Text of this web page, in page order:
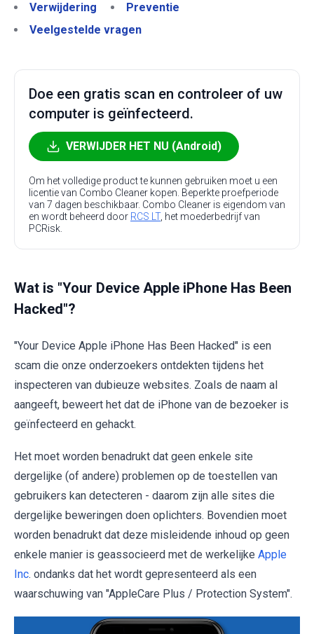
Verwijdering
Preventie
Veelgestelde vragen
Doe een gratis scan en controleer of uw
computer is geïnfecteerd.
VERWIJDER HET NU (Android)
Om het volledige product te kunnen gebruiken moet u een
licentie van Combo Cleaner kopen. Beperkte proefperiode
van 7 dagen beschikbaar. Combo Cleaner is eigendom van
en wordt beheerd door RCS LT, het moederbedrijf van
PCRisk.
Wat is "Your Device Apple iPhone Has Been
Hacked"?
"Your Device Apple iPhone Has Been Hacked" is een
scam die onze onderzoekers ontdekten tijdens het
inspecteren van dubieuze websites. Zoals de naam al
aangeeft, beweert het dat de iPhone van de bezoeker is
geïnfecteerd en gehackt.
Het moet worden benadrukt dat geen enkele site
dergelijke (of andere) problemen op de toestellen van
gebruikers kan detecteren - daarom zijn alle sites die
dergelijke beweringen doen oplichters. Bovendien moet
worden benadrukt dat deze misleidende inhoud op geen
enkele manier is geassocieerd met de werkelijke Apple
Inc. ondanks dat het wordt gepresenteerd als een
waarschuwing van "AppleCare Plus / Protection System".